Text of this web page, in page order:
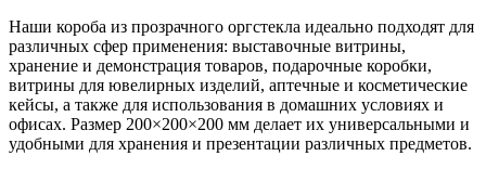
Наши короба из прозрачного оргстекла идеально подходят для
различных сфер применения: выставочные витрины,
хранение и демонстрация товаров, подарочные коробки,
витрины для ювелирных изделий, аптечные и косметические
кейсы, а также для использования в домашних условиях и
офисах. Размер 200×200×200 мм делает их универсальными и
удобными для хранения и презентации различных предметов.